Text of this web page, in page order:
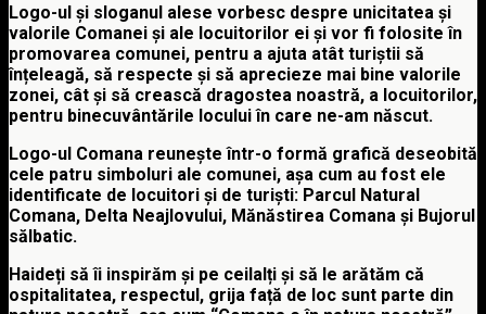
Logo-ul și sloganul alese vorbesc despre unicitatea și
valorile Comanei și ale locuitorilor ei și vor fi folosite în
promovarea comunei, pentru a ajuta atât turiștii să
înțeleagă, să respecte și să aprecieze mai bine valorile
zonei, cât și să crească dragostea noastră, a locuitorilor,
pentru binecuvântările locului în care ne-am născut.
Logo-ul Comana reunește într-o formă grafică deseobită
cele patru simboluri ale comunei, așa cum au fost ele
identificate de locuitori și de turiști: Parcul Natural
Comana, Delta Neajlovului, Mănăstirea Comana și Bujorul
sălbatic.
Haideți să îi inspirăm și pe ceilalți și să le arătăm că
ospitalitatea, respectul, grija față de loc sunt parte din